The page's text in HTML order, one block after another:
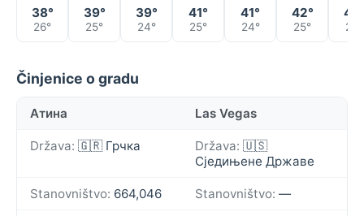
38°
26°
39°
25°
39°
24°
41°
25°
41°
24°
42°
25° 26°
Činjenice o gradu
Атина Las Vegas
Država: 🇬🇷 Грчка Država: 🇺🇸
Сједињене Државе
Stanovništvo: 664,046 Stanovništvo: —